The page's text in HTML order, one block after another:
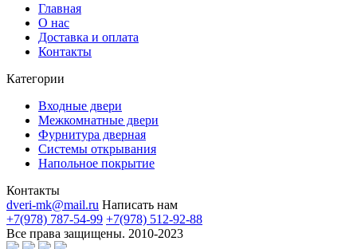
Главная
О нас
Доставка и оплата
Контакты
Категории
Входные двери
Межкомнатные двери
Фурнитура дверная
Системы открывания
Напольное покрытие
Контакты
dveri-mk@mail.ru Написать нам
+7(978) 787-54-99 +7(978) 512-92-88
Все права защищены. 2010-2023